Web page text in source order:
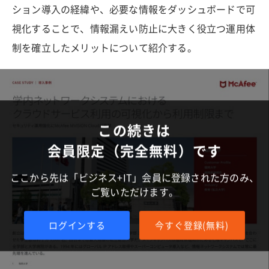
ション導入の経緯や、必要な情報をダッシュボードで可
視化することで、情報漏えい防止に大きく役立つ運用体
制を確立したメリットについて紹介する。
この続きは
会員限定（完全無料）です
ここから先は「ビジネス+IT」会員に登録された方のみ、
ご覧いただけます。
ログインする 今すぐ登録(無料)